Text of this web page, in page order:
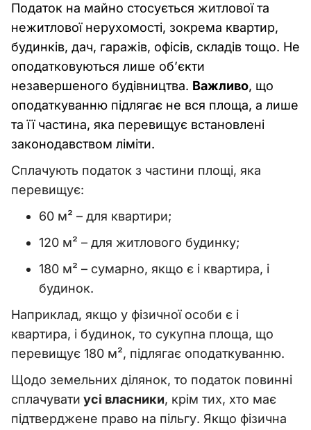
Податок на майно стосується житлової та
нежитлової нерухомості, зокрема квартир,
будинків, дач, гаражів, офісів, складів тощо. Не
оподатковуються лише об’єкти
незавершеного будівництва. Важливо, що
оподаткуванню підлягає не вся площа, а лише
та її частина, яка перевищує встановлені
законодавством ліміти.
Сплачують податок з частини площі, яка
перевищує:
60 м² – для квартири;
120 м² – для житлового будинку;
180 м² – сумарно, якщо є і квартира, і
будинок.
Наприклад, якщо у фізичної особи є і
квартира, і будинок, то сукупна площа, що
перевищує 180 м², підлягає оподаткуванню.
Щодо земельних ділянок, то податок повинні
сплачувати усі власники, крім тих, хто має
підтверджене право на пільгу. Якщо фізична